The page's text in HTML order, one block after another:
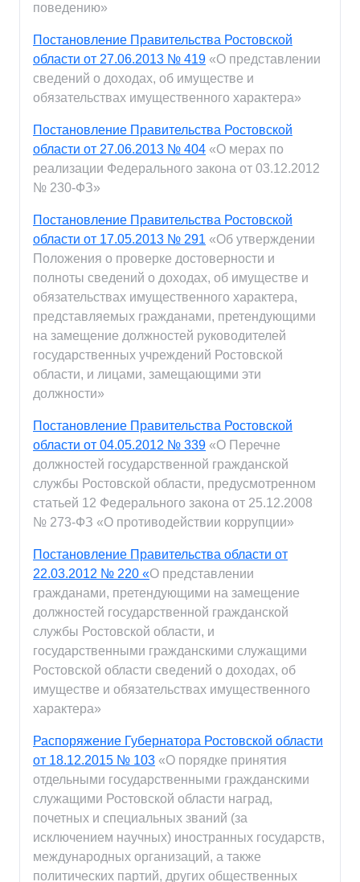
поведению»
Постановление Правительства Ростовской
области от 27.06.2013 № 419 «О представлении
сведений о доходах, об имуществе и
обязательствах имущественного характера»
Постановление Правительства Ростовской
области от 27.06.2013 № 404 «О мерах по
реализации Федерального закона от 03.12.2012
№ 230-ФЗ»
Постановление Правительства Ростовской
области от 17.05.2013 № 291 «Об утверждении
Положения о проверке достоверности и
полноты сведений о доходах, об имуществе и
обязательствах имущественного характера,
представляемых гражданами, претендующими
на замещение должностей руководителей
государственных учреждений Ростовской
области, и лицами, замещающими эти
должности»
Постановление Правительства Ростовской
области от 04.05.2012 № 339 «О Перечне
должностей государственной гражданской
службы Ростовской области, предусмотренном
статьей 12 Федерального закона от 25.12.2008
№ 273-ФЗ «О противодействии коррупции»
Постановление Правительства области от
22.03.2012 № 220 «О представлении
гражданами, претендующими на замещение
должностей государственной гражданской
службы Ростовской области, и
государственными гражданскими служащими
Ростовской области сведений о доходах, об
имуществе и обязательствах имущественного
характера»
Распоряжение Губернатора Ростовской области
от 18.12.2015 № 103 «О порядке принятия
отдельными государственными гражданскими
служащими Ростовской области наград,
почетных и специальных званий (за
исключением научных) иностранных государств,
международных организаций, а также
политических партий, других общественных